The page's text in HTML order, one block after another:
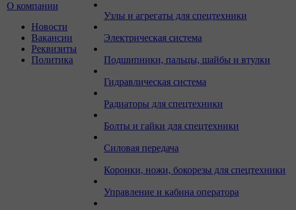
О компании
Новости
Вакансии
Реквизиты
Политика
Узлы и агрегаты для спецтехники
Электрическая система
Подшипники, пальцы, шайбы и втулки
Гидравлическая система
Радиаторы для спецтехники
Болты и гайки для спецтехники
Силовая передача
Коронки, ножи, бокорезы для спецтехники
Управление и кабина оператора